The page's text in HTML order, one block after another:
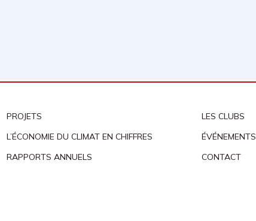
PROJETS
L’ÉCONOMIE DU CLIMAT EN CHIFFRES
RAPPORTS ANNUELS
LES CLUBS
ÉVÉNEMENTS
CONTACT